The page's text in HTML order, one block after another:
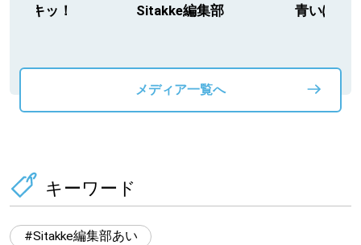
日ドキッ！ Sitakke編集部 青いぽす
メディア一覧へ
キーワード
Sitakke編集部あい